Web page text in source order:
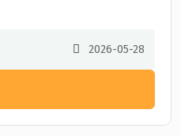
2026-05-28